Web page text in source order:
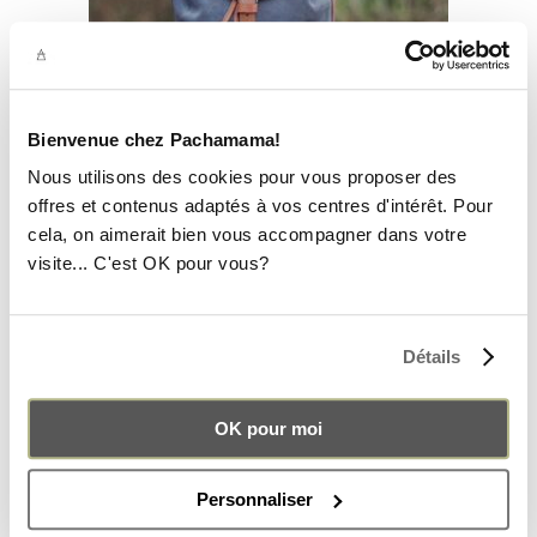
Bienvenue chez Pachamama!
Nous utilisons des cookies pour vous proposer des
offres et contenus adaptés à vos centres d'intérêt. Pour
cela, on aimerait bien vous accompagner dans votre
visite... C'est OK pour vous?
Détails
OK pour moi
Personnaliser
DUO ‘BALADE AVEC GABI’
179.00€ Original
152.15€Current